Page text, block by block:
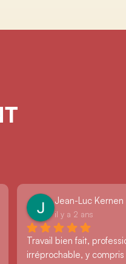
Jean-Luc Kernen
il y a 2 ans
Travail bien fait,
irréprochable, y compris